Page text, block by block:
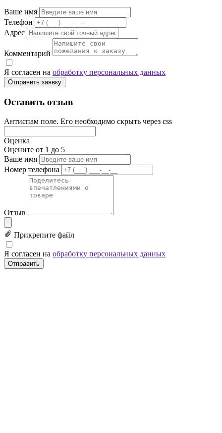
Ваше имя
Телефон
Адрес
Комментарий
Я согласен на обработку персональных данных
Отправить заявку
Оставить отзыв
Антиспам поле. Его необходимо скрыть через css
Оценка
Оцените от 1 до 5
Ваше имя
Номер телефона
Отзыв
Прикрепите файл
Я согласен на обработку персональных данных